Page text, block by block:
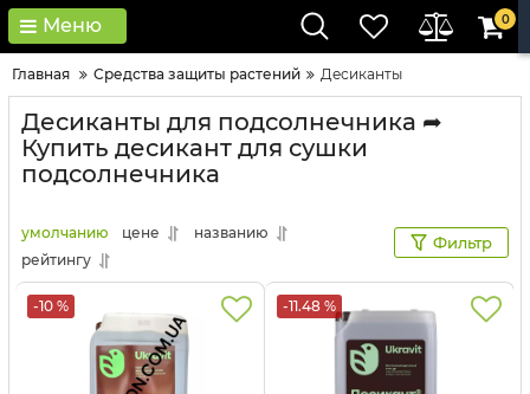
Меню 0
Главная Средства защиты растений Десиканты
Десиканты для подсолнечника ➦
Купить десикант для сушки
подсолнечника
умолчанию цене
названию
рейтингу
Фильтр
-10 % -11.48 %